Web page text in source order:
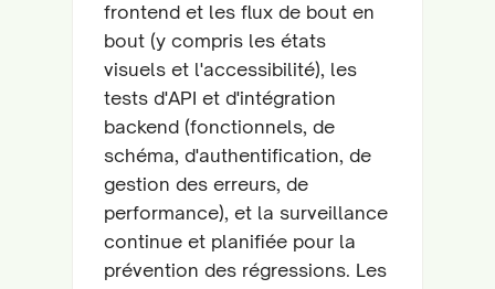
frontend et les flux de bout en
bout (y compris les états
visuels et l'accessibilité), les
tests d'API et d'intégration
backend (fonctionnels, de
schéma, d'authentification, de
gestion des erreurs, de
performance), et la surveillance
continue et planifiée pour la
prévention des régressions. Les